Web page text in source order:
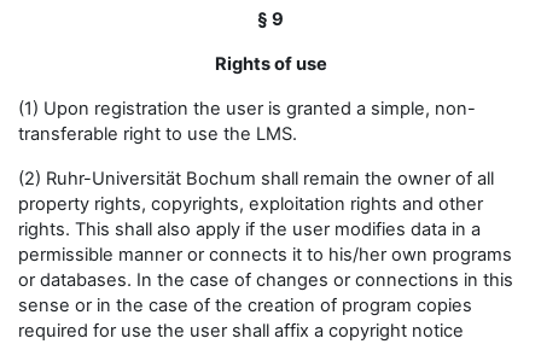
§ 9
Rights of use
(1) Upon registration the user is granted a simple, non-
transferable right to use the LMS.
(2) Ruhr-Universität Bochum shall remain the owner of all
property rights, copyrights, exploitation rights and other
rights. This shall also apply if the user modifies data in a
permissible manner or connects it to his/her own programs
or databases. In the case of changes or connections in this
sense or in the case of the creation of program copies
required for use the user shall affix a copyright notice